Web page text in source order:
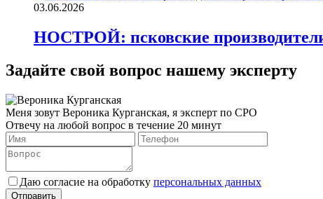
03.06.2026
НОСТРОЙ: псковские
Задайте свой вопрос нашему эксперту
Меня зовут Вероника Курганская, я эксперт по СРО
Отвечу на любой вопрос в течение 20 минут
Даю согласие на обработку персональных данных